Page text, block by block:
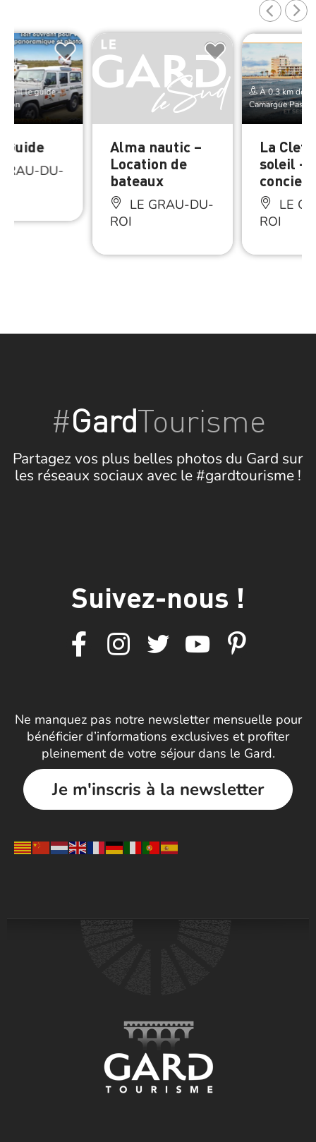
Phil le guide –
Guide
DU-
Alma nautic –
Location de
bateaux
LE GRAU-DU-
ROI
À 0.3 km de
Camargue
La Clef
soleil –
LE
ROI
#GardTourisme
Partagez vos plus belles photos du Gard sur
les réseaux sociaux avec le #gardtourisme !
Suivez-nous !
Ne manquez pas notre newsletter mensuelle pour
bénéficier d’informations exclusives et profiter
pleinement de votre séjour dans le Gard.
Je m'inscris à la newsletter